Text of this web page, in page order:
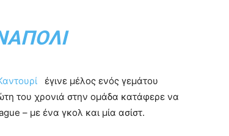
έγινε μέλος ενός γεμάτου
του χρονιά στην ομάδα κατάφερε να
– με ένα γκολ και μία ασίστ.